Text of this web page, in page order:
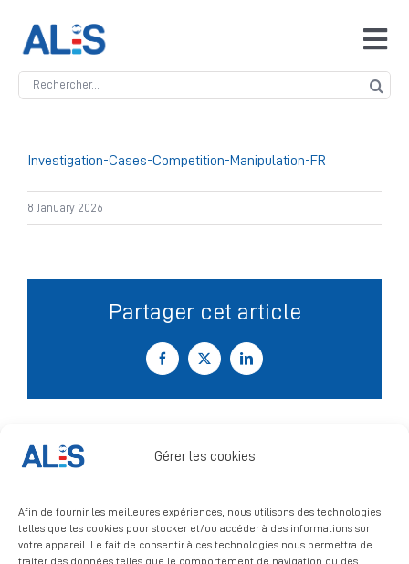
Gérer les cookies
Afin de fournir les meilleures expériences, nous utilisons des technologies
telles que les cookies pour stocker et/ou accéder à des informations sur
votre appareil. Le fait de consentir à ces technologies nous permettra de
traiter des données telles que le comportement de navigation ou des
content
Search
Accueil
ALIS
Antidopage
Signalement
Investigation-Cases-Competition-Manipulation-FR
8 January 2026
Partager cet article
Facebook
X LinkedIn